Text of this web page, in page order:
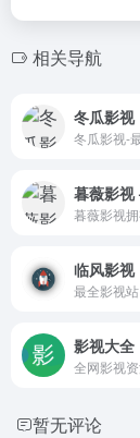
相关导航
冬瓜影视
临风影视
最全影视站
影视大全
暂无评论